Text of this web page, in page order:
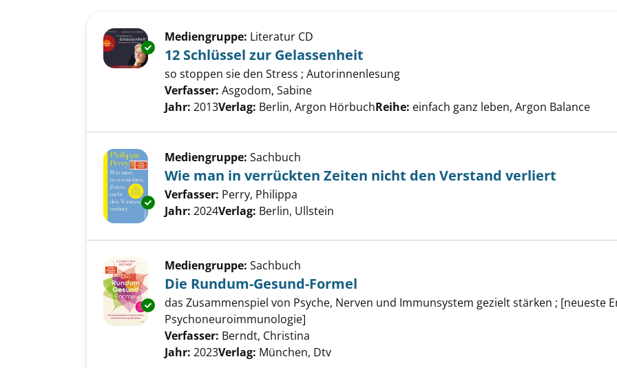
Exemplar-Details von 12 Schlüssel zur Gelassenheit anzeigen
Mediengruppe: Literatur CD
12 Schlüssel zur Gelassenheit
so stoppen sie den Stress ; Autorinnenlesung
Verfasser: Asgodom, Sabine
Jahr: 2013Verlag: Berlin, Argon HörbuchReihe: einfach ganz leben, Argon Balance
Exemplar-Details von Wie man in verrückten Zeiten nicht den Verstand verliert anzeigen
Mediengruppe: Sachbuch
Wie man in verrückten Zeiten nicht den Verstand verliert
Verfasser: Perry, Philippa
Jahr: 2024Verlag: Berlin, Ullstein
Exemplar-Details von Die Rundum-Gesund-Formel anzeigen
Mediengruppe: Sachbuch
Die Rundum-Gesund-Formel
das Zusammenspiel von Psyche, Nerven und Immunsystem gezielt stärken ; [neueste
Psychoneuroimmunologie]
Verfasser: Berndt, Christina
Jahr: 2023Verlag: München, Dtv